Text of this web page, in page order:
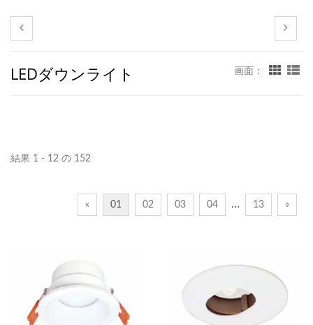
LEDダウンライト 画面：
結果 1 - 12 の 152
« 01 02 03 04 … 13 »